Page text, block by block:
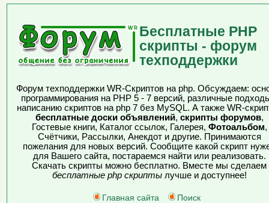
Бесплатные PHP
скрипты - форум
техподдержки
Форум техподдержки WR-Скриптов на php. Обсуждаем:
программирования на PHP 5 - 7 версий, различные
написанию скриптов на php 7 без MySQL. А также WR-
бесплатные доски объявлений, скрипты форумов,
Гостевые книги, Каталог ссылок, Галерея, Фотоальбом,
Счётчики, Рассылки, Анекдот и другие. Принимаются
пожелания для новых версий. Сообщите какой скрипт
для Вашего сайта, постараемся найти или реализовать.
Скачать скрипты можно бесплатно. Вместе мы сделаем
бесплатные php скриптылучше и доступнее!
Главная сайта Поиск